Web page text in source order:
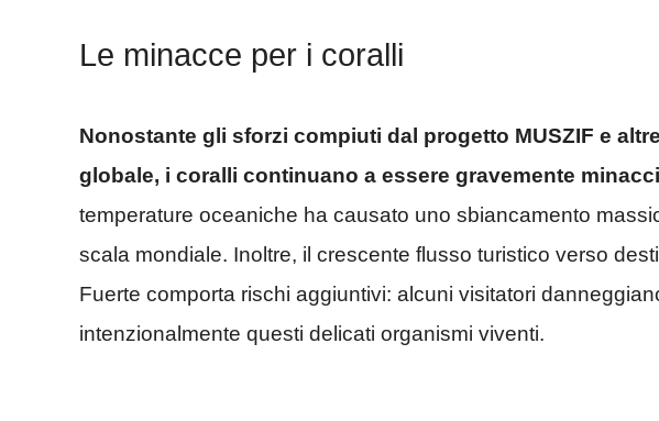
Le minacce per i coralli
Nonostante gli sforzi compiuti dal progetto MUSZIF e
globale, i coralli continuano a essere gravemente
temperature oceaniche ha causato uno sbiancamento
scala mondiale. Inoltre, il crescente flusso turistico verso
Fuerte comporta rischi aggiuntivi: alcuni visitatori
intenzionalmente questi delicati organismi viventi.